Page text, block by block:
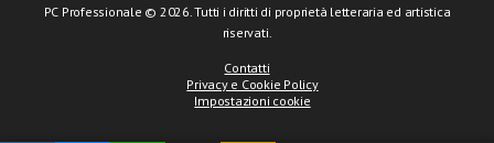
PC Professionale © 2026. Tutti i diritti di proprietà letteraria ed artistica
riservati.
Contatti
Privacy e Cookie Policy
Impostazioni cookie